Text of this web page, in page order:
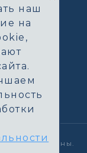
защищены.
наш
на